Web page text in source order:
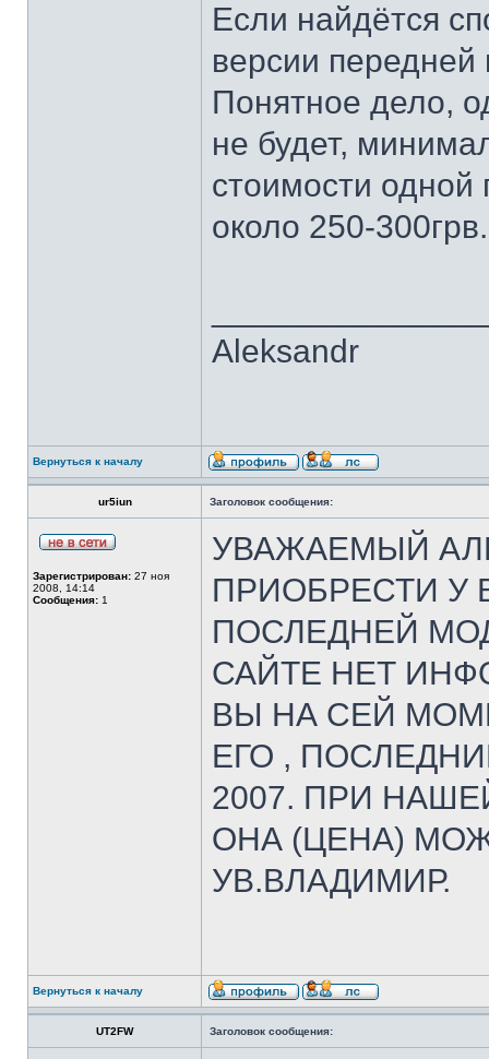
Если найдётся
версии
Понятное дело,
не будет,
стоимости одной
около 250-300грв.
Aleksandr
Вернуться к началу
ur5iun Заголовок сообщения:
Зарегистрирован: 27 ноя
2008, 14:14
Сообщения: 1
УВАЖАЕМЫЙ
ПРИОБРЕСТИ У
ПОСЛЕДНЕЙ
САЙТЕ НЕТ
ВЫ НА СЕЙ
ЕГО ,
2007. ПРИ
ОНА (ЦЕНА)
УВ.ВЛАДИМИР.
Вернуться к началу
UT2FW Заголовок сообщения: